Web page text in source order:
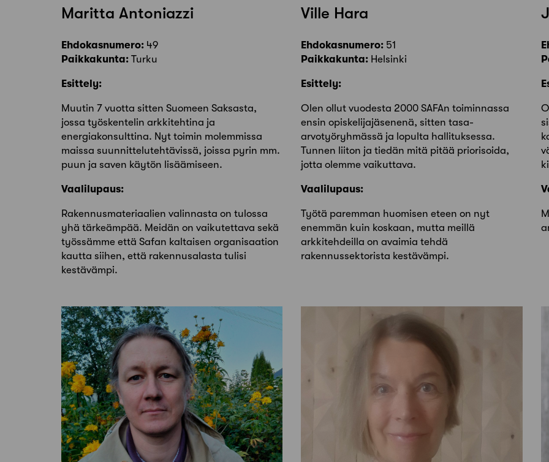
Maritta Antoniazzi
Ehdokasnumero: 49
Paikkakunta: Turku
Esittely:
Muutin 7 vuotta sitten Suomeen Saksasta,
jossa työskentelin arkkitehtina ja
energiakonsulttina. Nyt toimin molemmissa
maissa suunnittelutehtävissä, joissa pyrin mm.
puun ja saven käytön lisäämiseen.
Vaalilupaus:
Rakennusmateriaalien valinnasta on tulossa
yhä tärkeämpää. Meidän on vaikutettava sekä
työssämme että Safan kaltaisen organisaation
kautta siihen, että rakennusalasta tulisi
kestävämpi.
Ville Hara
Ehdokasnumero: 51
Paikkakunta: Helsinki
Esittely:
Olen ollut vuodesta 2000 SAFAn toiminnassa
ensin opiskelijajäsenenä, sitten tasa-
arvotyöryhmässä ja lopulta hallituksessa.
Tunnen liiton ja tiedän mitä pitää priorisoida,
jotta olemme vaikuttava.
Vaalilupaus:
Työtä paremman huomisen eteen on nyt
enemmän kuin koskaan, mutta meillä
arkkitehdeilla on avaimia tehdä
rakennussektorista kestävämpi.